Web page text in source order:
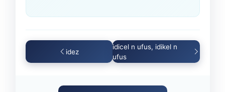
idez
idicel n ufus, idikel n
ufus